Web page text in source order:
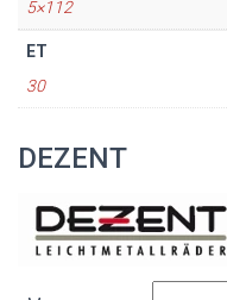
5×112
ET
30
DEZENT